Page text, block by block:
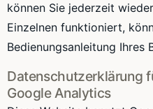
können Sie jederzeit
Einzelnen funktioniert,
Bedienungsanleitung Ihres
Datenschutzerklärung
Google Analytics